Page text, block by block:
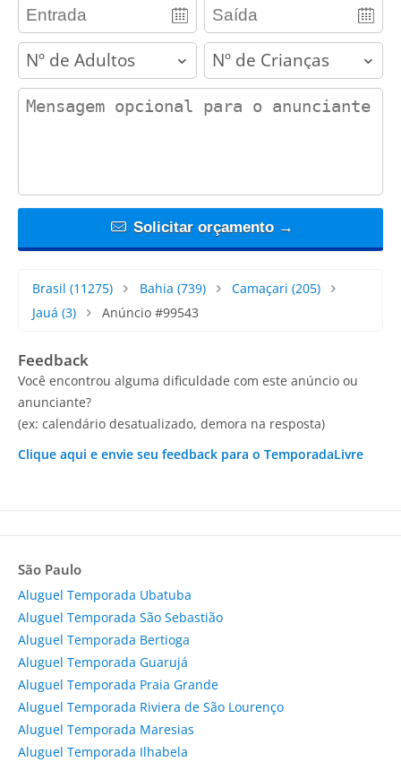
adults children
contact_message
Solicitar orçamento →
Brasil (11275) Bahia (739) Camaçari (205)
Jauá (3) Anúncio #99543
Feedback
Você encontrou alguma dificuldade com este anúncio ou
anunciante?
(ex: calendário desatualizado, demora na resposta)
Clique aqui e envie seu feedback para o TemporadaLivre
São Paulo
Aluguel Temporada Ubatuba
Aluguel Temporada São Sebastião
Aluguel Temporada Bertioga
Aluguel Temporada Guarujá
Aluguel Temporada Praia Grande
Aluguel Temporada Riviera de São Lourenço
Aluguel Temporada Maresias
Aluguel Temporada Ilhabela